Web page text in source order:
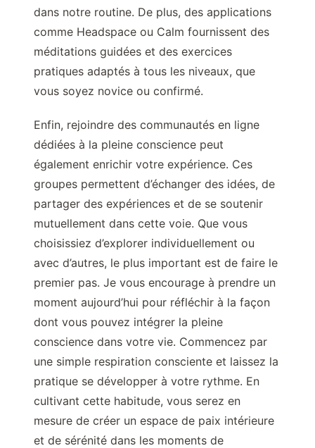
dans notre routine. De plus, des applications
comme Headspace ou Calm fournissent des
méditations guidées et des exercices
pratiques adaptés à tous les niveaux, que
vous soyez novice ou confirmé.
Enfin, rejoindre des communautés en ligne
dédiées à la pleine conscience peut
également enrichir votre expérience. Ces
groupes permettent d’échanger des idées, de
partager des expériences et de se soutenir
mutuellement dans cette voie. Que vous
choisissiez d’explorer individuellement ou
avec d’autres, le plus important est de faire le
premier pas. Je vous encourage à prendre un
moment aujourd’hui pour réfléchir à la façon
dont vous pouvez intégrer la pleine
conscience dans votre vie. Commencez par
une simple respiration consciente et laissez la
pratique se développer à votre rythme. En
cultivant cette habitude, vous serez en
mesure de créer un espace de paix intérieure
et de sérénité dans les moments de